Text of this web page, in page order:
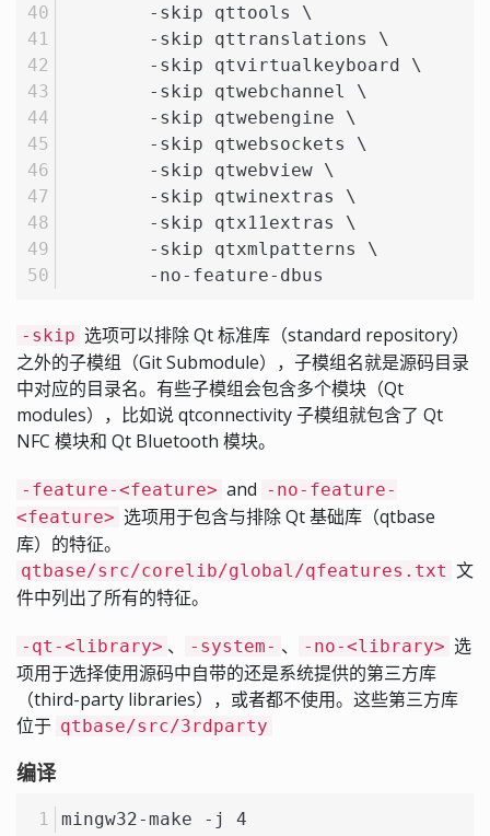
	-skip qttools \
	-skip qttranslations \
	-skip qtvirtualkeyboard \
	-skip qtwebchannel \
	-skip qtwebengine \
	-skip qtwebsockets \
	-skip qtwebview \
	-skip qtwinextras \
	-skip qtx11extras \
	-skip qtxmlpatterns \
	-no-feature-dbus
-skip 选项可以排除 Qt 标准库（standard repository）
之外的子模组（Git Submodule），子模组名就是源码目录
中对应的目录名。有些子模组会包含多个模块（Qt
modules），比如说 qtconnectivity 子模组就包含了 Qt
NFC 模块和 Qt Bluetooth 模块。
-feature-<feature> and -no-feature-
<feature> 选项用于包含与排除 Qt 基础库（qtbase
库）的特征。
qtbase/src/corelib/global/qfeatures.txt 文
件中列出了所有的特征。
-qt-<library> 、 -system- 、 -no-<library> 选
项用于选择使用源码中自带的还是系统提供的第三方库
（third-party libraries），或者都不使用。这些第三方库
位于 qtbase/src/3rdparty
编译
mingw32-make -j 4